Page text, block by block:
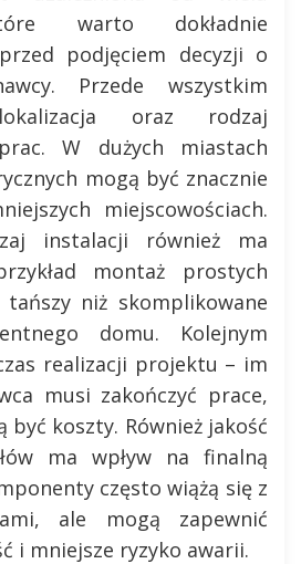
warto dokładnie
podjęciem decyzji o
Przede wszystkim
oraz rodzaj
W dużych miastach
mogą być znacznie
miejscowościach.
instalacji również ma
montaż prostych
niż skomplikowane
domu. Kolejnym
realizacji projektu – im
musi zakończyć prace,
być koszty. Również jakość
ma wpływ na finalną
często wiążą się z
ale mogą zapewnić
i mniejsze ryzyko awarii.